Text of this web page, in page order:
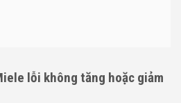
lỗi không tăng hoặc giảm